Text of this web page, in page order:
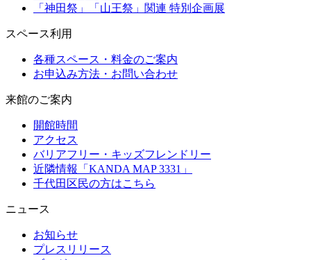
「神田祭」「山王祭」関連 特別企画展
スペース利用
各種スペース・料金のご案内
お申込み方法・お問い合わせ
来館のご案内
開館時間
アクセス
バリアフリー・キッズフレンドリー
近隣情報「KANDA MAP 3331」
千代田区民の方はこちら
ニュース
お知らせ
プレスリリース